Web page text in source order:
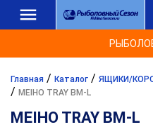
Главная / Каталог / ЯЩИКИ/
/ MEIHO TRAY BM-L
MEIHO TRAY BM-L